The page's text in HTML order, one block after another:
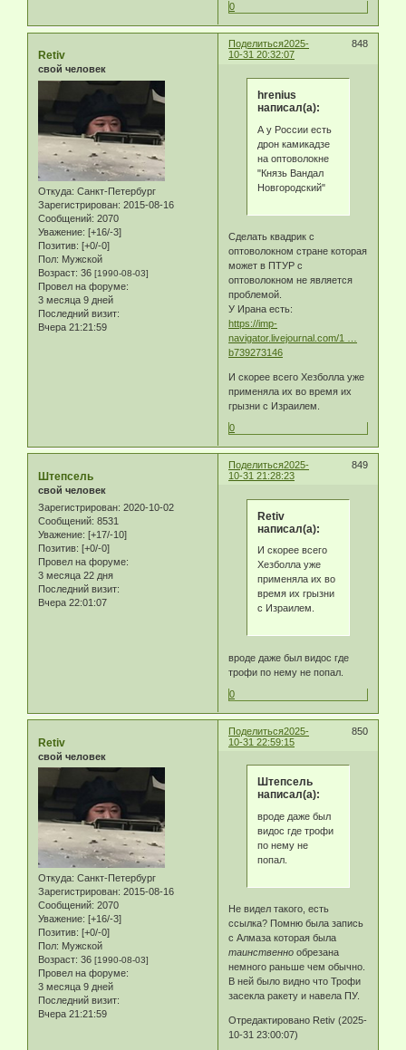
0
Поделиться 848
2025-
10-31 20:32:07
Retiv
свой человек
Откуда: Санкт-Петербург
Зарегистрирован: 2015-08-16
Сообщений: 2070
Уважение: [+16/-3]
Позитив: [+0/-0]
Пол: Мужской
Возраст: 36 [1990-08-03]
Провел на форуме:
3 месяца 9 дней
Последний визит:
Вчера 21:21:59
hrenius
написал(а):
А у России есть
дрон камикадзе
на оптоволокне
"Князь Вандал
Новгородский"
Сделать квадрик с
оптоволокном стране которая
может в ПТУР с
оптоволокном не является
проблемой.
У Ирана есть:
https://imp-
navigator.livejournal.com/1 …
b739273146
И скорее всего Хезболла уже
применяла их во время их
грызни с Израилем.
0
Поделиться 849
2025-
10-31 21:28:23
Штепсель
свой человек
Зарегистрирован: 2020-10-02
Сообщений: 8531
Уважение: [+17/-10]
Позитив: [+0/-0]
Провел на форуме:
3 месяца 22 дня
Последний визит:
Вчера 22:01:07
Retiv
написал(а):
И скорее всего
Хезболла уже
применяла их во
время их грызни
с Израилем.
вроде даже был видос где
трофи по нему не попал.
0
Поделиться 850
2025-
10-31 22:59:15
Retiv
свой человек
Откуда: Санкт-Петербург
Зарегистрирован: 2015-08-16
Сообщений: 2070
Уважение: [+16/-3]
Позитив: [+0/-0]
Пол: Мужской
Возраст: 36 [1990-08-03]
Провел на форуме:
3 месяца 9 дней
Последний визит:
Вчера 21:21:59
Штепсель
написал(а):
вроде даже был
видос где трофи
по нему не
попал.
Не видел такого, есть
ссылка? Помню была запись
с Алмаза которая была
таинственно обрезана
немного раньше чем обычно.
В ней было видно что Трофи
засекла ракету и навела ПУ.
Отредактировано Retiv (2025-
10-31 23:00:07)